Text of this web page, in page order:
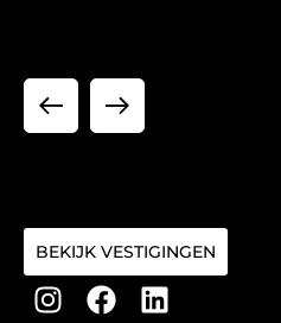
BEKIJK VESTIGINGEN